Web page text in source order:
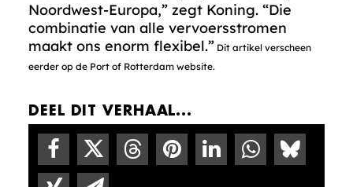
Noordwest-Europa,” zegt Koning. “Die
combinatie van alle vervoersstromen
maakt ons enorm flexibel.” Dit artikel verscheen
eerder op de Port of Rotterdam website.
DEEL DIT VERHAAL...